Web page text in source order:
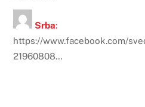
Srba:
https://www.facebook.com/
21960808…